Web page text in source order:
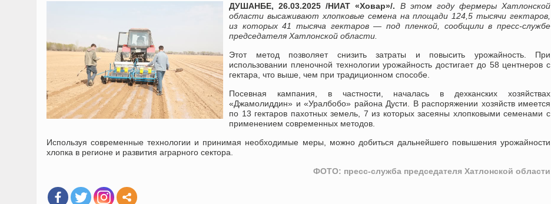
ДУШАНБЕ, 26.03.2025 /НИАТ «Ховар»/.
В этом году фермеры Хатлонской
области высаживают хлопковые семена на площади 124,5 тысячи гектаров,
из которых 41 тысяча гектаров — под пленкой, сообщили в пресс-службе
председателя Хатлонской области.
Этот метод позволяет снизить затраты и повысить урожайность. При
использовании пленочной технологии урожайность достигает до 58 центнеров с
гектара, что выше, чем при традиционном способе.
Посевная кампания, в частности, началась в дехканских хозяйствах
«Джамолиддин» и «Уралбобо» района Дусти. В распоряжении хозяйств имеется
по 13 гектаров пахотных земель, 7 из которых засеяны хлопковыми семенами с
применением современных методов.
Используя современные технологии и принимая необходимые меры, можно добиться дальнейшего повышения урожайности
хлопка в регионе и развития аграрного сектора.
ФОТО: пресс-служба председателя Хатлонской области